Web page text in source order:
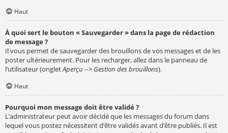
Haut
À quoi sert le bouton « Sauvegarder » dans la page de rédaction
de message ?
Il vous permet de sauvegarder des brouillons de vos messages et de les
poster ultérieurement. Pour les recharger, allez dans le panneau de
l’utilisateur (ongletAperçu --> Gestion des brouillons).
Haut
Pourquoi mon message doit être validé ?
L’administrateur peut avoir décidé que les messages du forum dans
lequel vous postez nécessitent d’être validés avant d’être publiés. Il est